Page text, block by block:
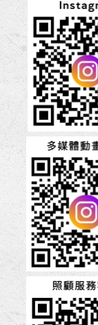
踴
躍
參
加
~